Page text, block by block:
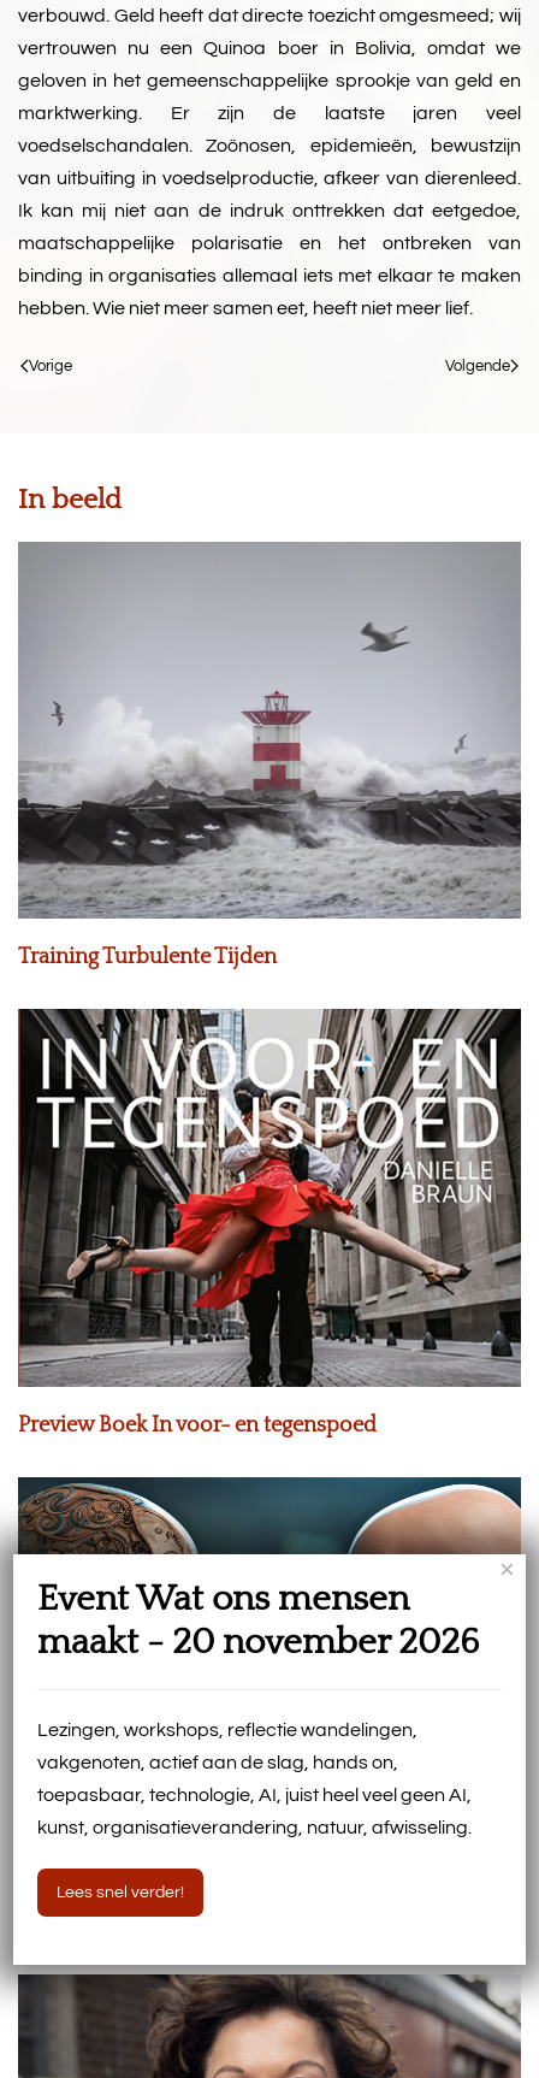
verbouwd. Geld heeft dat directe toezicht omgesmeed; wij
vertrouwen nu een Quinoa boer in Bolivia, omdat we
geloven in het gemeenschappelijke sprookje van geld en
marktwerking. Er zijn de laatste jaren veel
voedselschandalen. Zoönosen, epidemieën, bewustzijn
van uitbuiting in voedselproductie, afkeer van dierenleed.
Ik kan mij niet aan de indruk onttrekken dat eetgedoe,
maatschappelijke polarisatie en het ontbreken van
binding in organisaties allemaal iets met elkaar te maken
hebben. Wie niet meer samen eet, heeft niet meer lief.
Vorige Volgende
In beeld
Training Turbulente Tijden
Preview Boek In voor- en tegenspoed
Event Wat ons mensen maakt 20 november
Burgers’ Bush
×
Event Wat ons mensen
maakt - 20 november 2026
Lezingen, workshops, reflectie wandelingen,
vakgenoten, actief aan de slag, hands on,
toepasbaar, technologie, AI, juist heel veel geen AI,
kunst, organisatieverandering, natuur, afwisseling.
Lees snel verder!